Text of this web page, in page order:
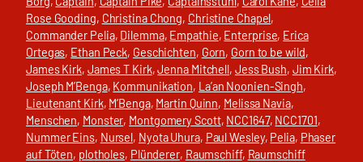
Rose Gooding, Christina Chong, Christine Chapel
Commander Pelia, Dilemma, Empathie, Enterprise, Erica
Ortegas, Ethan Peck, Geschichten, Gorn, Gorn to be wild
James Kirk, James T Kirk, Jenna Mitchell, Jess Bush, Jim Kirk
Joseph M’Benga, Kommunikation, La’an Noonien-Singh
Lieutenant Kirk, M’Benga, Martin Quinn, Melissa Navia
Menschen, Monster, Montgomery Scott, NCC1647, NCC1701
Nummer Eins, Nursel, Nyota Uhura, Paul Wesley, Pelia, Phaser
auf Töten, plotholes, Plünderer, Raumschiff, Raumschiff